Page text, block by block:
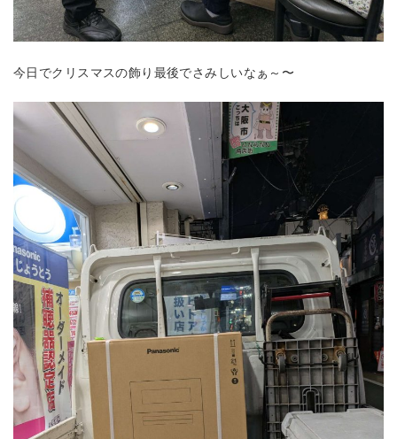
今日でクリスマスの飾り最後でさみしいなぁ～〜